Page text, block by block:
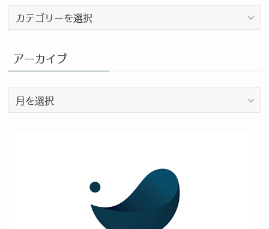
ロ
カ
テ
ゴ
リ
ー
アーカイブ
ー